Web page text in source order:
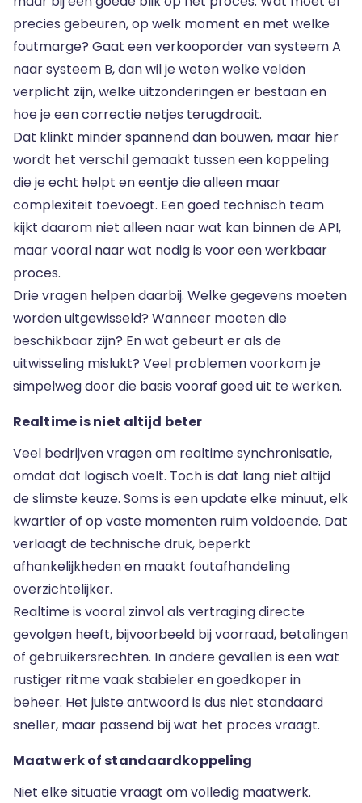
precies gebeuren, op welk moment en met welke
foutmarge? Gaat een verkooporder van systeem A
naar systeem B, dan wil je weten welke velden
verplicht zijn, welke uitzonderingen er bestaan en
hoe je een correctie netjes terugdraait.
Dat klinkt minder spannend dan bouwen, maar hier
wordt het verschil gemaakt tussen een koppeling
die je echt helpt en eentje die alleen maar
complexiteit toevoegt. Een goed technisch team
kijkt daarom niet alleen naar wat kan binnen de API,
maar vooral naar wat nodig is voor een werkbaar
proces.
Drie vragen helpen daarbij. Welke gegevens moeten
worden uitgewisseld? Wanneer moeten die
beschikbaar zijn? En wat gebeurt er als de
uitwisseling mislukt? Veel problemen voorkom je
simpelweg door die basis vooraf goed uit te werken.
Realtime is niet altijd beter
Veel bedrijven vragen om realtime synchronisatie,
omdat dat logisch voelt. Toch is dat lang niet altijd
de slimste keuze. Soms is een update elke minuut, elk
kwartier of op vaste momenten ruim voldoende. Dat
verlaagt de technische druk, beperkt
afhankelijkheden en maakt foutafhandeling
overzichtelijker.
Realtime is vooral zinvol als vertraging directe
gevolgen heeft, bijvoorbeeld bij voorraad, betalingen
of gebruikersrechten. In andere gevallen is een wat
rustiger ritme vaak stabieler en goedkoper in
beheer. Het juiste antwoord is dus niet standaard
sneller, maar passend bij wat het proces vraagt.
Maatwerk of standaardkoppeling
Niet elke situatie vraagt om volledig maatwerk.